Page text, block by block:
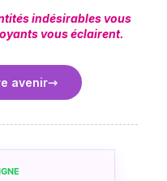
indésirables vous
vous éclairent.
avenir